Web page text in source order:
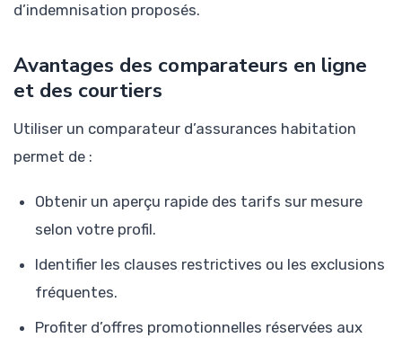
d’indemnisation proposés.
Avantages des comparateurs en ligne
et des courtiers
Utiliser un comparateur d’assurances habitation
permet de :
Obtenir un aperçu rapide des tarifs sur mesure
selon votre profil.
Identifier les clauses restrictives ou les exclusions
fréquentes.
Profiter d’offres promotionnelles réservées aux